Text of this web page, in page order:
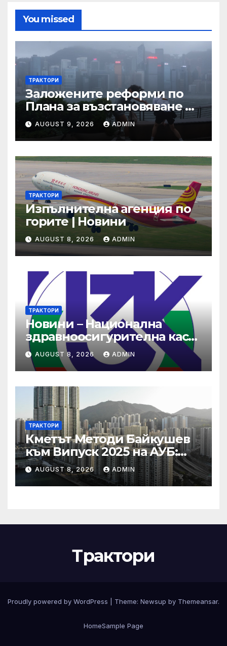
You missed
ТРАКТОРИ
Заложените реформи по
Плана за възстановяване и
устойчивост в част
енергетика са
неизпълними
AUGUST 9, 2026 ADMIN
ТРАКТОРИ
Изпълнителна агенция по
горите | Новини
AUGUST 8, 2026 ADMIN
ТРАКТОРИ
Новини – Национална
здравноосигурителна каса
(НЗОК)
AUGUST 8, 2026 ADMIN
ТРАКТОРИ
Кметът Методи Байкушев
към Випуск 2025 на АУБ:
“Помнете Благоевград и се
връщайте тук!”
AUGUST 8, 2026 ADMIN
Трактори
Proudly powered by WordPress Theme: Newsup by Themeansar.
HomeSample Page